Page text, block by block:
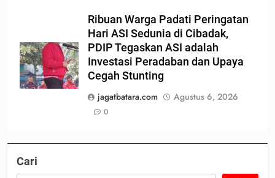
Ribuan Warga Padati Peringatan
Hari ASI Sedunia di Cibadak,
PDIP Tegaskan ASI adalah
Investasi Peradaban dan Upaya
Cegah Stunting
jagatbatara.com
Agustus 6, 2026
0
Cari